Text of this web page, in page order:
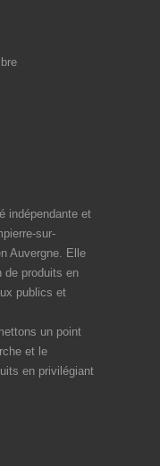
indépendante et
sur-
Auvergne. Elle
de produits en
publics et
un point
et le
en privilégiant